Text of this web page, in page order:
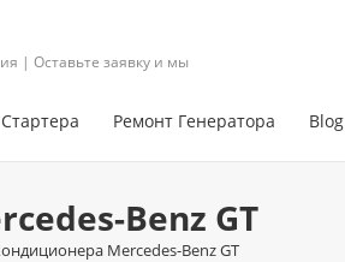
| Оставьте заявку и мы
Ремонт Генератора Blog
Benz GT
Mercedes-Benz GT